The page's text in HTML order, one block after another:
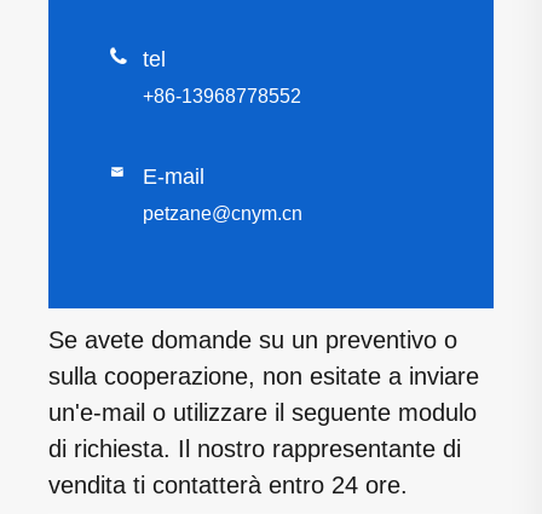
 tel
+86-13968778552
 E-mail
petzane@cnym.cn
Se avete domande su un preventivo o
sulla cooperazione, non esitate a inviare
un'e-mail o utilizzare il seguente modulo
di richiesta. Il nostro rappresentante di
vendita ti contatterà entro 24 ore.